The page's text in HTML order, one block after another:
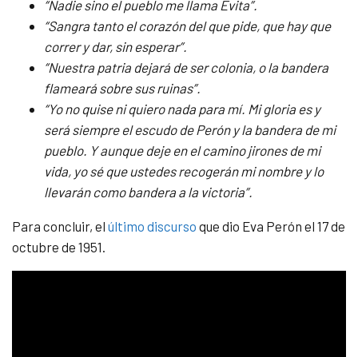
“Nadie sino el pueblo me llama Evita”.
“Sangra tanto el corazón del que pide, que hay que
correr y dar, sin esperar”.
“Nuestra patria dejará de ser colonia, o la bandera
flameará sobre sus ruinas”.
“Yo no quise ni quiero nada para mí. Mi gloria es y
será siempre el escudo de Perón y la bandera de mi
pueblo. Y aunque deje en el camino jirones de mi
vida, yo sé que ustedes recogerán mi nombre y lo
llevarán como bandera a la victoria”.
Para concluir, el último discurso que dio Eva Perón el 17 de
octubre de 1951.